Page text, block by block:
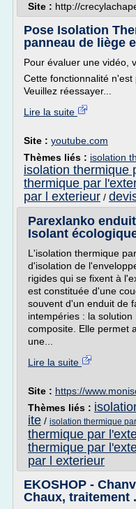
Site : http://
Pose Isolation
panneau de liège
Pour évaluer une vidéo,
Cette fonctionnalité n'est
Veuillez réessayer...
Lire la suite
Site : youtube.com
Thèmes liés : isolation
isolation thermique
thermique par
par l exterieur /
Parexlanko
Isolant
L'isolation thermique
d'isolation de
rigides qui se fixent à
est constituée d'une
souvent d'un enduit de
intempéries : la
composite. Elle permet
une...
Lire la suite
Site : https://
Thèmes liés :
ite / isolation thermique
thermique par
thermique par
par l exterieur
EKOSHOP -
Chaux, traitement